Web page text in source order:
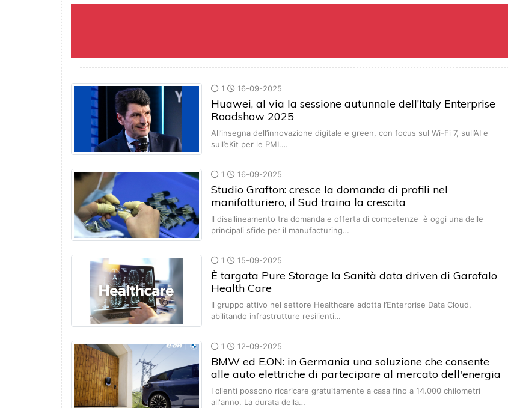
1 16-09-2025
Huawei, al via la sessione autunnale dell’Italy Enterprise
Roadshow 2025
All’insegna dell’innovazione digitale e green, con focus sul Wi-Fi 7, sull’AI e
sull’eKit per le PMI.…
1 16-09-2025
Studio Grafton: cresce la domanda di profili nel
manifatturiero, il Sud traina la crescita
Il disallineamento tra domanda e offerta di competenze è oggi una delle
principali sfide per il manufacturing…
1 15-09-2025
È targata Pure Storage la Sanità data driven di Garofalo
Health Care
Il gruppo attivo nel settore Healthcare adotta l’Enterprise Data Cloud,
abilitando infrastrutture resilienti…
1 12-09-2025
BMW ed E.ON: in Germania una soluzione che consente
alle auto elettriche di partecipare al mercato dell'energia
I clienti possono ricaricare gratuitamente a casa fino a 14.000 chilometri
all'anno. La durata della…